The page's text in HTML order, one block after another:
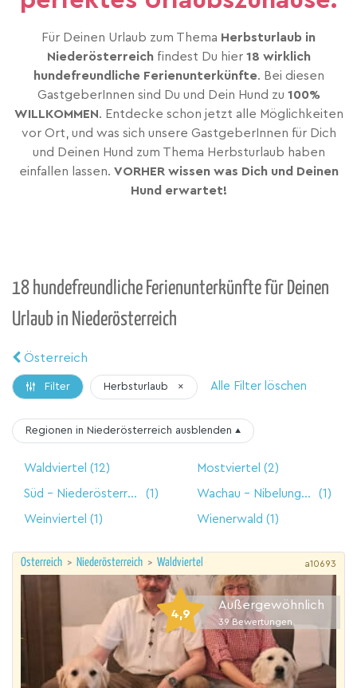
Für Deinen Urlaub zum Thema Herbsturlaub in
Niederösterreichfindest Du hier 18 wirklich
hundefreundliche Ferienunterkünfte. Bei diesen
GastgeberInnen sind Du und Dein Hund zu 100%
WILLKOMMEN. Entdecke schon jetzt alle Möglichkeiten
vor Ort, und was sich unsere GastgeberInnen für Dich
und Deinen Hund zum Thema Herbsturlaub haben
einfallen lassen. VORHER wissen was Dich und Deinen
Hund erwartet!
18 hundefreundliche Ferienunterkünfte für Deinen
Urlaub in Niederösterreich
Österreich
Filter Herbsturlaub × Alle Filter löschen
Regionen in Niederösterreich ausblenden ▴
Waldviertel (12) Mostviertel (2)
Süd - Niederösterreich (1) Wachau - Nibelungengau (1)
Weinviertel (1) Wienerwald (1)
Österreich > Niederösterreich > Waldviertel a10693
4,9
Außergewöhnlich
39 Bewertungen